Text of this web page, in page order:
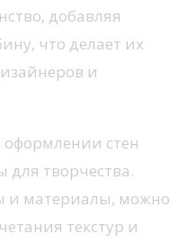
добавляя
что делает их
и
оформлении стен
творчества.
и материалы, можно
текстур и